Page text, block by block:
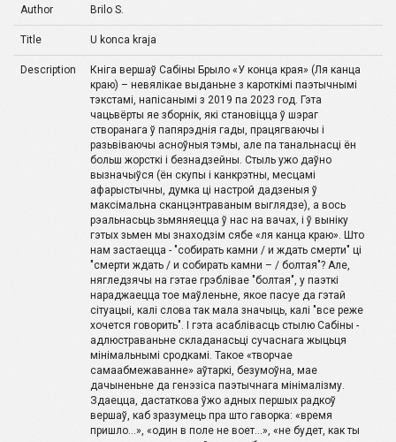
Author Brilo S.
Title U konca kraja
Description
Кніга вершаў Сабіны Брыло «У конца края» (Ля канца
краю) – невялікае выданьне з кароткімі паэтычнымі
тэкстамі, напісанымі з 2019 па 2023 год. Гэта
чацьвёрты яе зборнік, які становіцца ў шэраг
створанага ў папярэднія гады, працягваючы і
разьвіваючы асноўныя тэмы, але па танальнасці ён
больш жорсткі і безнадзейны. Стыль ужо даўно
вызначыўся (ён скупы і канкрэтны, месцамі
афарыстычны, думка ці настрой дадзеныя ў
максімальна сканцэнтраваным выглядзе), а вось
рэальнасьць зьмяняецца ў нас на вачах, і ў выніку
гэтых зьмен мы знаходзім сябе «ля канца краю». Што
нам застаецца - "собирать камни / и ждать смерти" ці
"смерти ждать / и собирать камни – / болтая"? Але,
нягледзячы на гэтае грэблівае "болтая", у паэткі
нараджаецца тое маўленьне, якое пасуе да гэтай
сітуацыі, калі слова так мала значыць, калі "все реже
хочется говорить". І гэта асаблівасць стылю Сабіны -
адлюстраваньне складанасьці сучаснага жыцьця
мінімальнымі сродкамі. Такое «творчае
самаабмежаванне» аўтаркі, безумоўна, мае
дачыненьне да генэзіса паэтычнага мінімалізму.
Здаецца, дастаткова ўжо адных першых радкоў
вершаў, каб зразумець пра што гаворка: «время
пришло…», «один в поле не воет…», «не будет, как ты